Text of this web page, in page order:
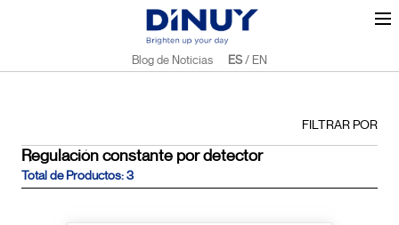
Blog de Noticias ES/ EN
FILTRAR POR
Regulación constante por detector
Total de Productos: 3